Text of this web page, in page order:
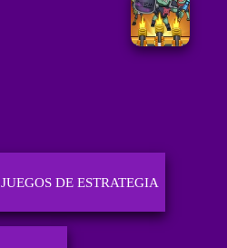
JUEGOS DE ESTRATEGIA